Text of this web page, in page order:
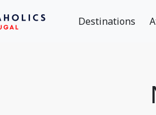
Destinations